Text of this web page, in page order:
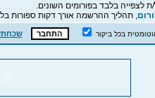
לצפייה בלבד בפורומים השונים.
, תהליך ההרשמה אורך דקות ספורות
בכל ביקור